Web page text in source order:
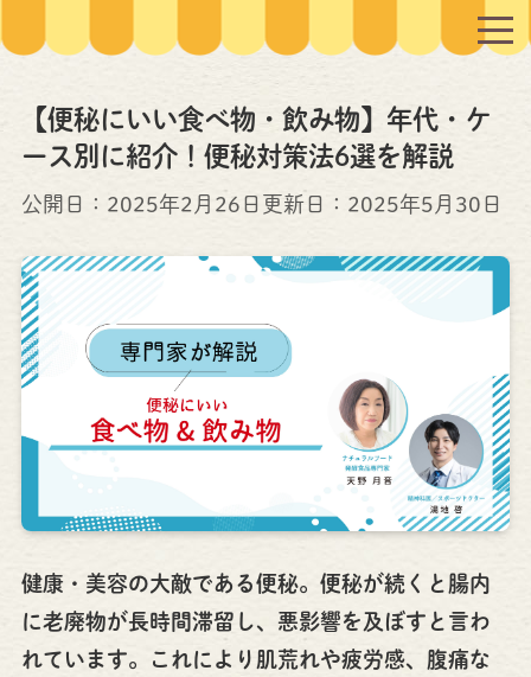
【便秘にいい食べ物・飲み物】年代・ケ
ース別に紹介！便秘対策法6選を解説
公開日：2025年2月26日 更新日： 2025年5月30日
健康・美容の大敵である便秘。便秘が続くと腸内
に老廃物が長時間滞留し、悪影響を及ぼすと言わ
れています。これにより肌荒れや疲労感、腹痛な